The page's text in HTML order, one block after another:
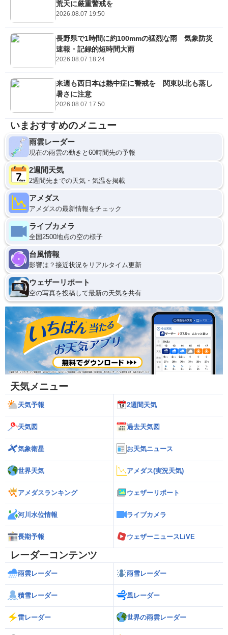
荒天に厳重警戒を
2026.08.07 19:50
長野県で1時間に約100mmの猛烈な雨 気象防災
速報・記録的短時間大雨
2026.08.07 18:24
来週も西日本は熱中症に警戒を 関東以北も蒸し
暑さに注意
2026.08.07 17:50
いまおすすめのメニュー
雨雲レーダー
現在の雨雲の動きと60時間先の予報
2週間天気
2週間先までの天気・気温を掲載
アメダス
アメダスの最新情報をチェック
ライブカメラ
全国2500地点の空の様子
台風情報
影響は？接近状況をリアルタイム更新
ウェザーリポート
空の写真を投稿して最新の天気を共有
天気メニュー
天気予報 2週間天気
天気図 過去天気図
気象衛星 お天気ニュース
世界天気 アメダス(実況天気)
アメダスランキング ウェザーリポート
河川水位情報 ライブカメラ
長期予報 ウェザーニュースLiVE
レーダーコンテンツ
雨雲レーダー 雨雪レーダー
積雪レーダー 風レーダー
雷レーダー 世界の雨雲レーダー